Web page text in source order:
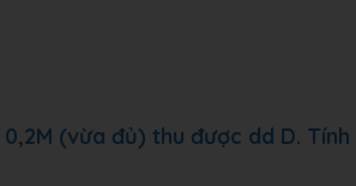
(vừa đủ) thu được dd D. Tính